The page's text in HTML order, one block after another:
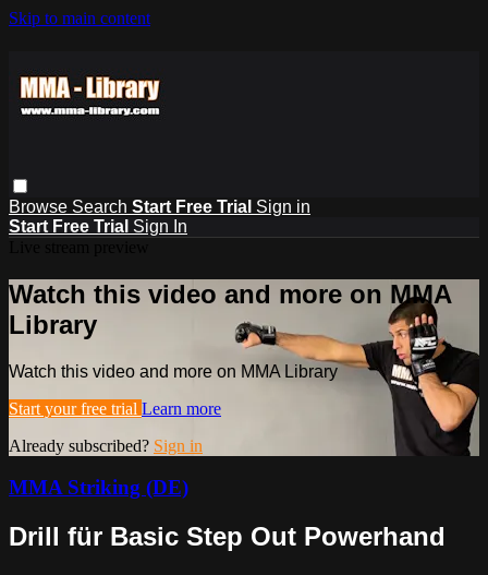
Skip to main content
Browse Search Start Free Trial Sign in
Start Free Trial Sign In
Watch this video and more on MMA
Library
Watch this video and more on MMA Library
Start your free trial Learn more
Already subscribed? Sign in
MMA Striking (DE)
Drill für Basic Step Out Powerhand